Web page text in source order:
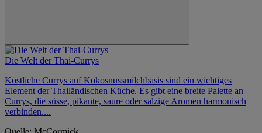
Die Welt der Thai-Currys
Köstliche Currys auf Kokosnussmilchbasis sind ein wichtiges
Element der Thailändischen Küche. Es gibt eine breite Palette an
Currys, die süsse, pikante, saure oder salzige Aromen harmonisch
verbinden....